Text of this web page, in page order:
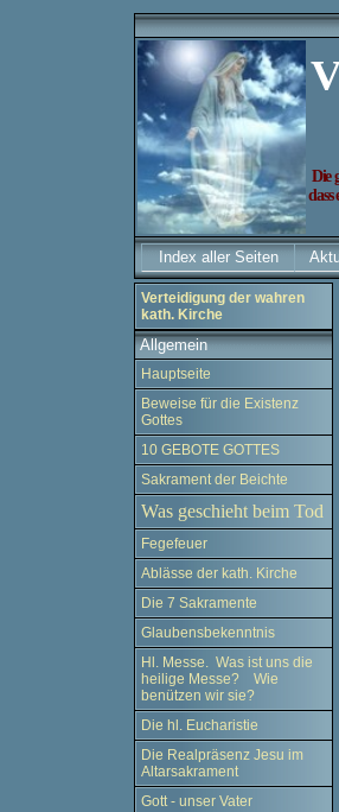
Die
dass
Index aller Seiten
Verteidigung der wahren
kath. Kirche
Allgemein
Hauptseite
Beweise für die Existenz
Gottes
10 GEBOTE GOTTES
Sakrament der Beichte
Was geschieht beim Tod
Fegefeuer
Ablässe der kath. Kirche
Die 7 Sakramente
Glaubensbekenntnis
Hl. Messe. Was ist uns die
heilige Messe? Wie
benützen wir sie?
Die hl. Eucharistie
Die Realpräsenz Jesu im
Altarsakrament
Gott - unser Vater